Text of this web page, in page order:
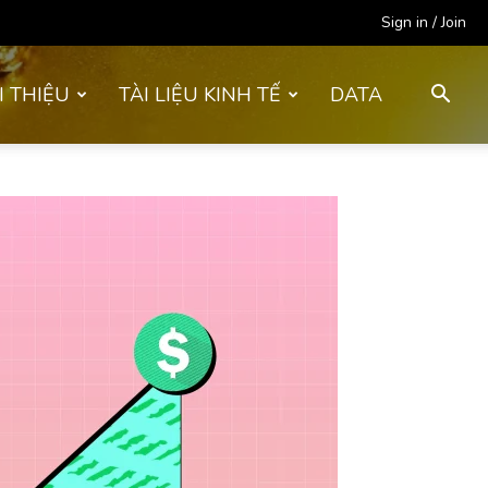
Sign in / Join
THIỆU TÀI LIỆU KINH TẾ DATA